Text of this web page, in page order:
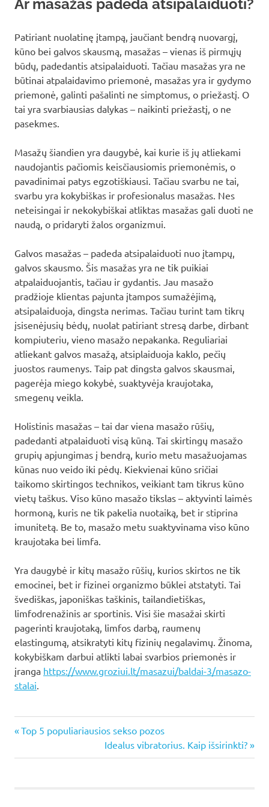
Ar masažas padeda atsipalaiduoti?
Patiriant nuolatinę įtampą, jaučiant bendrą nuovargį,
kūno bei galvos skausmą, masažas – vienas iš pirmųjų
būdų, padedantis atsipalaiduoti. Tačiau masažas yra ne
būtinai atpalaidavimo priemonė, masažas yra ir gydymo
priemonė, galinti pašalinti ne simptomus, o priežastį. O
tai yra svarbiausias dalykas – naikinti priežastį, o ne
pasekmes.
Masažų šiandien yra daugybė, kai kurie iš jų atliekami
naudojantis pačiomis keisčiausiomis priemonėmis, o
pavadinimai patys egzotiškiausi. Tačiau svarbu ne tai,
svarbu yra kokybiškas ir profesionalus masažas. Nes
neteisingai ir nekokybiškai atliktas masažas gali duoti ne
naudą, o pridaryti žalos organizmui.
Galvos masažas – padeda atsipalaiduoti nuo įtampų,
galvos skausmo. Šis masažas yra ne tik puikiai
atpalaiduojantis, tačiau ir gydantis. Jau masažo
pradžioje klientas pajunta įtampos sumažėjimą,
atsipalaiduoja, dingsta nerimas. Tačiau turint tam tikrų
įsisenėjusių bėdų, nuolat patiriant stresą darbe, dirbant
kompiuteriu, vieno masažo nepakanka. Reguliariai
atliekant galvos masažą, atsiplaiduoja kaklo, pečių
juostos raumenys. Taip pat dingsta galvos skausmai,
pagerėja miego kokybė, suaktyvėja kraujotaka,
smegenų veikla.
Holistinis masažas – tai dar viena masažo rūšių,
padedanti atpalaiduoti visą kūną. Tai skirtingų masažo
grupių apjungimas į bendrą, kurio metu masažuojamas
kūnas nuo veido iki pėdų. Kiekvienai kūno sričiai
taikomo skirtingos technikos, veikiant tam tikrus kūno
vietų taškus. Viso kūno masažo tikslas – aktyvinti laimės
hormoną, kuris ne tik pakelia nuotaiką, bet ir stiprina
imunitetą. Be to, masažo metu suaktyvinama viso kūno
kraujotaka bei limfa.
Yra daugybė ir kitų masažo rūšių, kurios skirtos ne tik
emocinei, bet ir fizinei organizmo būklei atstatyti. Tai
švediškas, japoniškas taškinis, tailandietiškas,
limfodrenažinis ar sportinis. Visi šie masažai skirti
pagerinti kraujotaką, limfos darbą, raumenų
elastingumą, atsikratyti kitų fizinių negalavimų. Žinoma,
kokybiškam darbui atlikti labai svarbios priemonės ir
įranga https://www.groziui.lt/masazui/baldai-3/masazo-
stalai.
Navigacija
tarp
Previous
Top 5 populiariausios sekso pozos
Next
Post:
Idealus vibratorius. Kaip išsirinkti?